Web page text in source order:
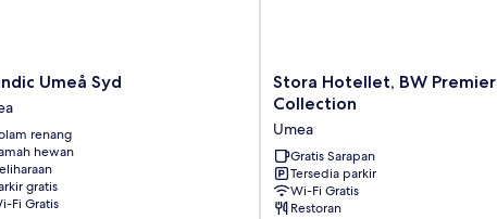
Umeå Syd
renang
hewan
gratis
Fi Gratis
Stora
Hotellet,
Premier
Collection
Umea
Stora Hotellet, BW Premier
Collection
Umea
Gratis Sarapan
Tersedia parkir
Wi-Fi Gratis
Restoran